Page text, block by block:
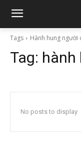
Tags Hành hung người
Tag: hành
No posts to display